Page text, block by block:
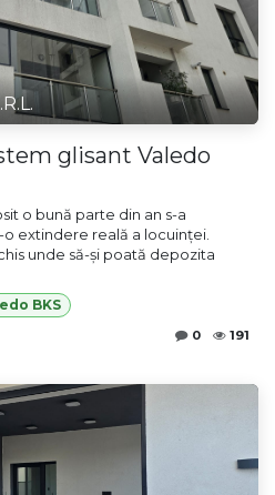
glisant Valedo
o bună parte din an s-a
extindere reală a locuinței.
unde să-și poată depozita
BKS
0 191